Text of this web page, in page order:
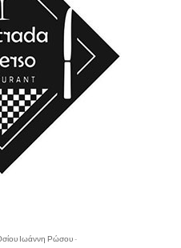
Ιωάννη Ρώσου -